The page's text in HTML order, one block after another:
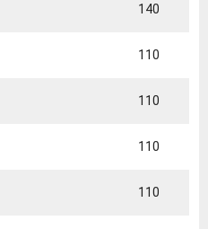
140
110
110
110
110